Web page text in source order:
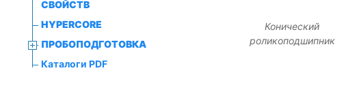
СВОЙСТВ
HYPERCORE
ПРОБОПОДГОТОВКА
Каталоги PDF
Конический
роликоподшипник